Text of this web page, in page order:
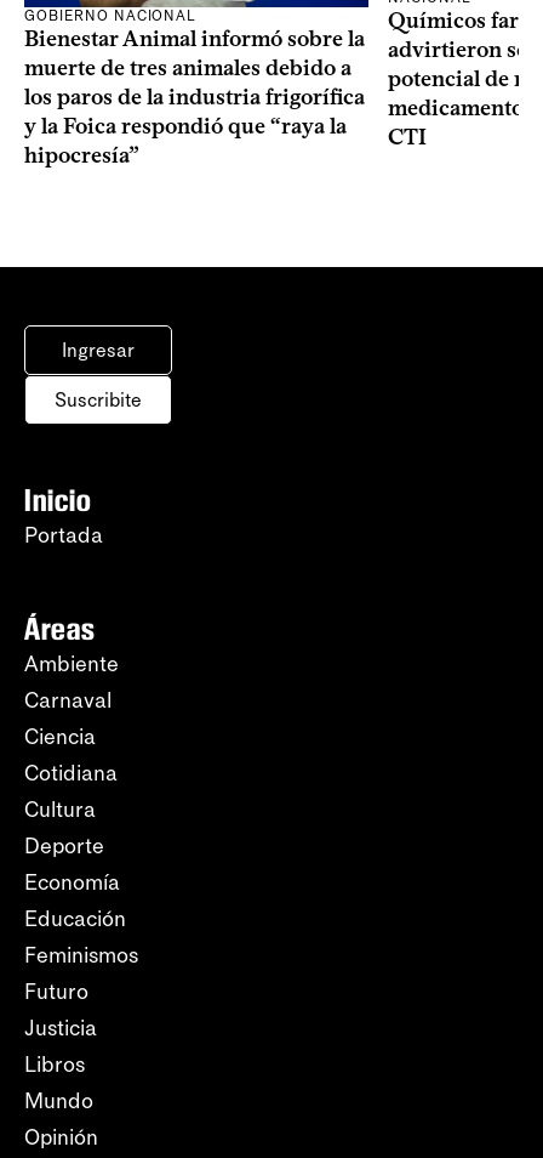
GOBIERNO NACIONAL
Bienestar Animal informó sobre la
muerte de tres animales debido a
los paros de la industria frigorífica
y la Foica respondió que “raya la
hipocresía”
Químicos
advirtieron
potencial de
medicamentos
CTI
Ingresar
Suscribite
Inicio
Portada
Áreas
Ambiente
Carnaval
Ciencia
Cotidiana
Cultura
Deporte
Economía
Educación
Feminismos
Futuro
Justicia
Libros
Mundo
Opinión